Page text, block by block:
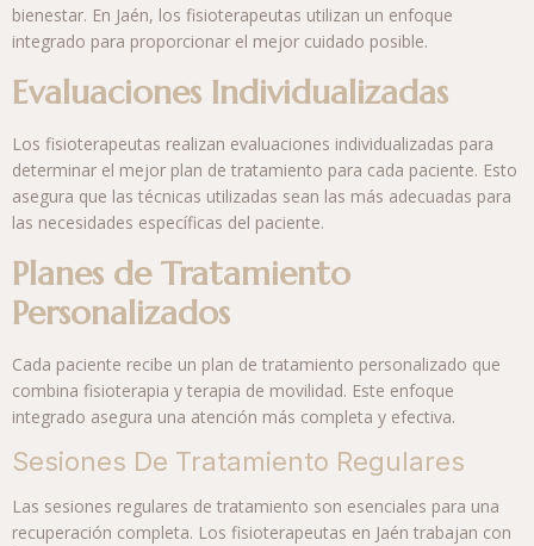
bienestar. En Jaén, los fisioterapeutas utilizan un enfoque
integrado para proporcionar el mejor cuidado posible.
Evaluaciones Individualizadas
Los fisioterapeutas realizan evaluaciones individualizadas para
determinar el mejor plan de tratamiento para cada paciente. Esto
asegura que las técnicas utilizadas sean las más adecuadas para
las necesidades específicas del paciente.
Planes de Tratamiento
Personalizados
Cada paciente recibe un plan de tratamiento personalizado que
combina fisioterapia y terapia de movilidad. Este enfoque
integrado asegura una atención más completa y efectiva.
Sesiones De Tratamiento Regulares
Las sesiones regulares de tratamiento son esenciales para una
recuperación completa. Los fisioterapeutas en Jaén trabajan con